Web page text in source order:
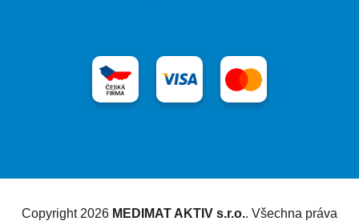
Copyright 2026 MEDIMAT AKTIV s.r.o.. Všechna práva